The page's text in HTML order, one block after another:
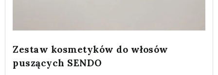
Zestaw kosmetyków do włosów
puszących SENDO